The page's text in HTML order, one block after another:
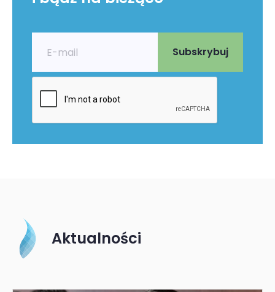
Aktualności